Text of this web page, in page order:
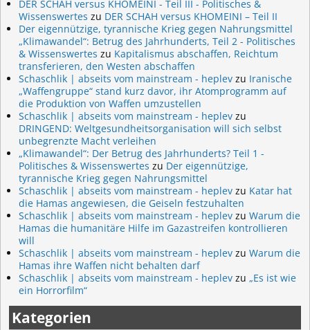
DER SCHAH versus KHOMEINI - Teil III - Politisches &
Wissenswertes zu DER SCHAH versus KHOMEINI – Teil II
Der eigennützige, tyrannische Krieg gegen Nahrungsmittel
„Klimawandel“: Betrug des Jahrhunderts, Teil 2 - Politisches
& Wissenswertes zu Kapitalismus abschaffen, Reichtum
transferieren, den Westen abschaffen
Schaschlik | abseits vom mainstream - heplev zu Iranische
„Waffengruppe“ stand kurz davor, ihr Atomprogramm auf
die Produktion von Waffen umzustellen
Schaschlik | abseits vom mainstream - heplev zu
DRINGEND: Weltgesundheitsorganisation will sich selbst
unbegrenzte Macht verleihen
„Klimawandel“: Der Betrug des Jahrhunderts? Teil 1 -
Politisches & Wissenswertes zu Der eigennützige,
tyrannische Krieg gegen Nahrungsmittel
Schaschlik | abseits vom mainstream - heplev zu Katar hat
die Hamas angewiesen, die Geiseln festzuhalten
Schaschlik | abseits vom mainstream - heplev zu Warum die
Hamas die humanitäre Hilfe im Gazastreifen kontrollieren
will
Schaschlik | abseits vom mainstream - heplev zu Warum die
Hamas ihre Waffen nicht behalten darf
Schaschlik | abseits vom mainstream - heplev zu „Es ist wie
ein Horrorfilm“
Kategorien